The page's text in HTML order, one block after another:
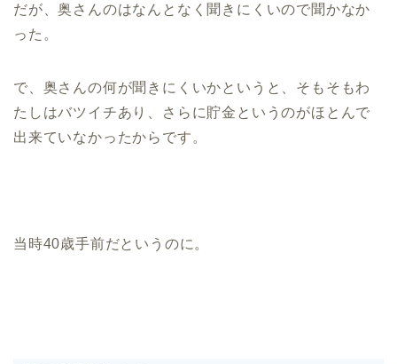
だが、奥さんのはなんとなく聞きにくいので聞かなか
った。
で、奥さんの何が聞きにくいかというと、そもそもわ
たしはバツイチあり、さらに貯金というのがほとんで
出来ていなかったからです。
当時40歳手前だというのに。